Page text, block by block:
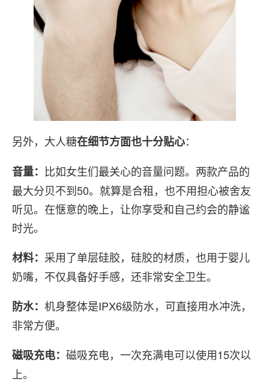
另外，大人糖在细节方面也十分贴心：
音量： 比如女生们最关心的音量问题。两款产品的
最大分贝不到50。就算是合租，也不用担心被舍友
听见。在惬意的晚上，让你享受和自己约会的静谧
时光。
材料： 采用了单层硅胶，硅胶的材质，也用于婴儿
奶嘴，不仅具备好手感，还非常安全卫生。
防水： 机身整体是IPX6级防水，可直接用水冲洗，
非常方便。
磁吸充电： 磁吸充电，一次充满电可以使用15次以
上。